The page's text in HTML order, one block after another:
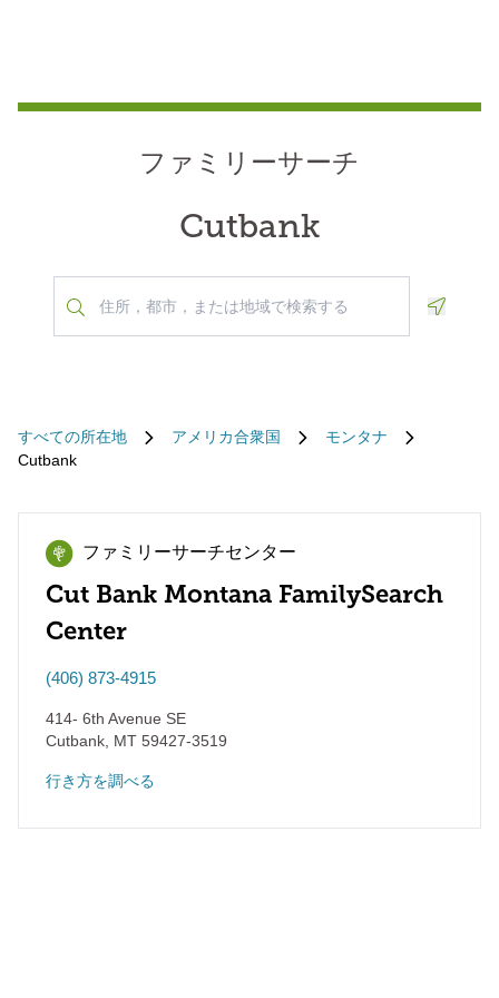
ファミリーサーチ
Cutbank
すべての所在地 アメリカ合衆国
モンタナ
Cutbank
ファミリーサーチセンター
Cut Bank Montana FamilySearch
Center
(406) 873-4915
414- 6th Avenue SE
Cutbank MT 59427-3519
行き方を調べる